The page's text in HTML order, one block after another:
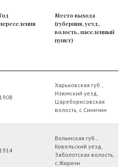
Год
Место выхода
(губерния, уезд,
волость, населенный
пункт)
1908
Харьковская губ.,
Изюмский уезд,
Цареборисовская
волость, с.Синичин
1914
Волынская губ.,
Ковельский уезд,
Заболотская волость,
с.Жиричи